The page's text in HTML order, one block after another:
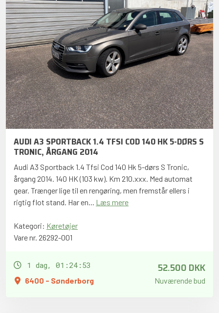
AUDI A3 SPORTBACK 1.4 TFSI COD 140 HK 5-DØRS S
TRONIC, ÅRGANG 2014
Audi A3 Sportback 1.4 Tfsi Cod 140 Hk 5-dørs S Tronic,
årgang 2014. 140 HK (103 kw). Km 210.xxx. Med automat
gear. Trænger lige til en rengøring, men fremstår ellers i
rigtig flot stand. Har en... Læs mere
Kategori: Køretøjer
Vare nr. 26292-001
1 dag, 01:24:52
6400 - Sønderborg
52.500 DKK
Nuværende bud